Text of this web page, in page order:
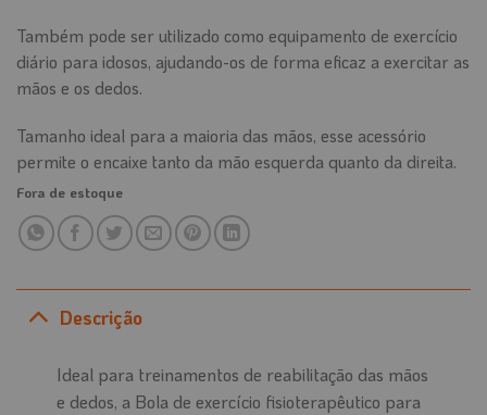
Também pode ser utilizado como equipamento de exercício
diário para idosos, ajudando-os de forma eficaz a exercitar as
mãos e os dedos.
Tamanho ideal para a maioria das mãos, esse acessório
permite o encaixe tanto da mão esquerda quanto da direita.
Fora de estoque
Descrição
Ideal para treinamentos de reabilitação das mãos
e dedos, a Bola de exercício fisioterapêutico para